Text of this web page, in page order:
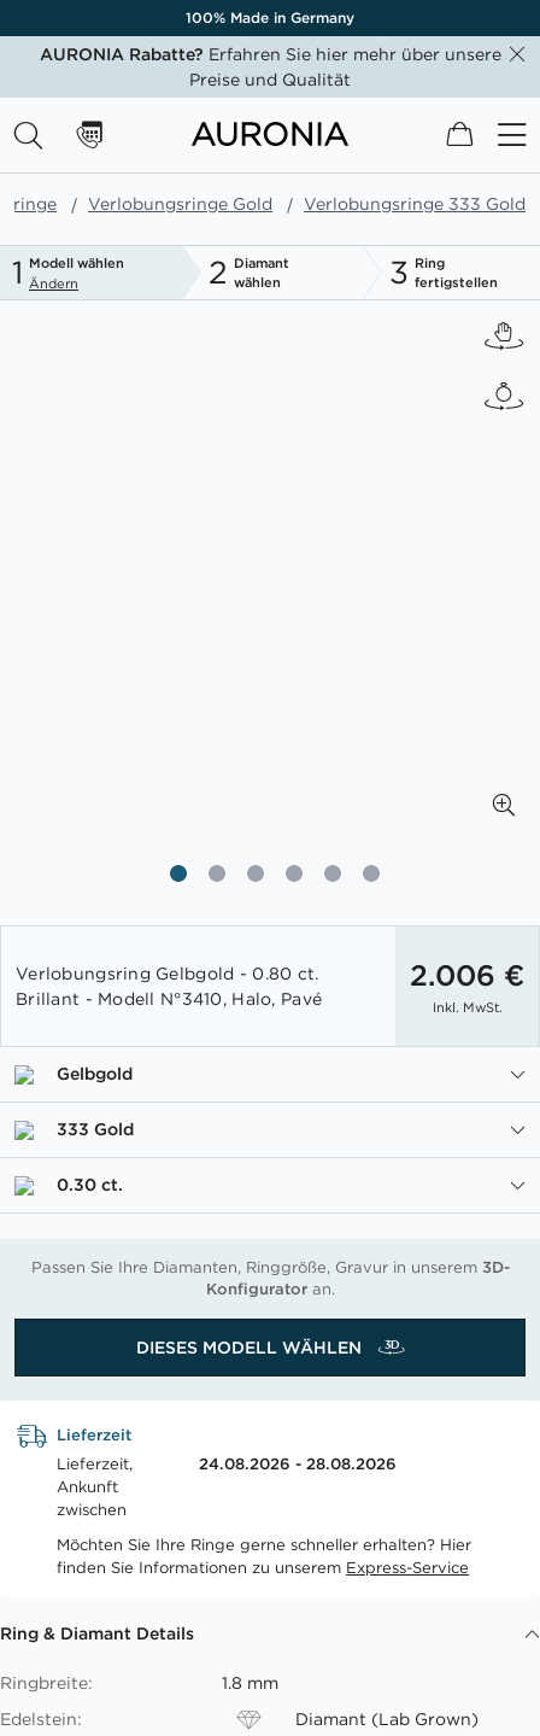
100% Made in Germany
AURONIA Rabatte? Erfahren Sie hier mehr über unsere
Preise und Qualität
Mein
Verlobungsringe Gold Verlobungsringe 333 Gold
1 Modell wählen
Ändern
2 Diamant
wählen
3 Ring
fertigstellen
Anfang
der
Bildgalerie
Verlobungsring Gelbgold - 0.80 ct.
Brillant - Modell N°3410, Halo, Pavé
2.006 €
Inkl. MwSt.
Gelbgold
333 Gold
0.30 ct.
Passen Sie Ihre Diamanten, Ringgröße, Gravur in unserem 3D-
Konfiguratoran.
DIESES MODELL WÄHLEN
Lieferzeit
Lieferzeit,
Ankunft
zwischen
24.08.2026 - 28.08.2026
Möchten Sie Ihre Ringe gerne schneller erhalten? Hier
finden Sie Informationen zu unserem Express-Service
Ring & Diamant Details
Ringbreite:
1.8 mm
Edelstein:
Diamant (Lab Grown)